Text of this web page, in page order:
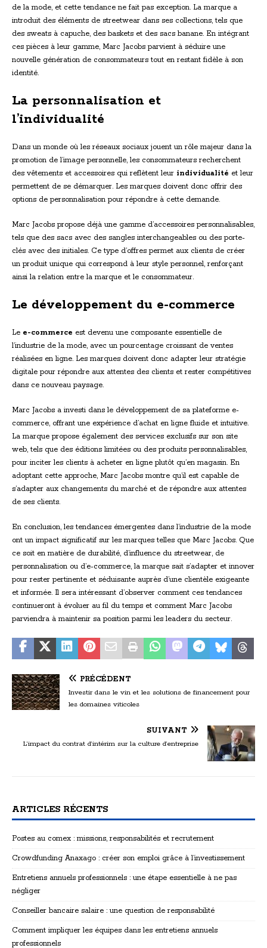
de la mode, et cette tendance ne fait pas exception. La marque a
introduit des éléments de streetwear dans ses collections, tels que
des sweats à capuche, des baskets et des sacs banane. En intégrant
ces pièces à leur gamme, Marc Jacobs parvient à séduire une
nouvelle génération de consommateurs tout en restant fidèle à son
identité.
La personnalisation et
l’individualité
Dans un monde où les réseaux sociaux jouent un rôle majeur dans la
promotion de l’image personnelle, les consommateurs recherchent
des vêtements et accessoires qui reflètent leur individualité et leur
permettent de se démarquer. Les marques doivent donc offrir des
options de personnalisation pour répondre à cette demande.
Marc Jacobs propose déjà une gamme d’accessoires personnalisables,
tels que des sacs avec des sangles interchangeables ou des porte-
clés avec des initiales. Ce type d’offres permet aux clients de créer
un produit unique qui correspond à leur style personnel, renforçant
ainsi la relation entre la marque et le consommateur.
Le développement du e-commerce
Le e-commerce est devenu une composante essentielle de
l’industrie de la mode, avec un pourcentage croissant de ventes
réalisées en ligne. Les marques doivent donc adapter leur stratégie
digitale pour répondre aux attentes des clients et rester compétitives
dans ce nouveau paysage.
Marc Jacobs a investi dans le développement de sa plateforme e-
commerce, offrant une expérience d’achat en ligne fluide et intuitive.
La marque propose également des services exclusifs sur son site
web, tels que des éditions limitées ou des produits personnalisables,
pour inciter les clients à acheter en ligne plutôt qu’en magasin. En
adoptant cette approche, Marc Jacobs montre qu’il est capable de
s’adapter aux changements du marché et de répondre aux attentes
de ses clients.
En conclusion, les tendances émergentes dans l’industrie de la mode
ont un impact significatif sur les marques telles que Marc Jacobs. Que
ce soit en matière de durabilité, d’influence du streetwear, de
personnalisation ou d’e-commerce, la marque sait s’adapter et innover
pour rester pertinente et séduisante auprès d’une clientèle exigeante
et informée. Il sera intéressant d’observer comment ces tendances
continueront à évoluer au fil du temps et comment Marc Jacobs
parviendra à maintenir sa position parmi les leaders du secteur.
PRÉCÉDENT
Investir dans le vin et les solutions de financement pour
les domaines viticoles
SUIVANT
L’impact du contrat d’intérim sur la culture d’entreprise
ARTICLES RÉCENTS
Postes au comex : missions, responsabilités et recrutement
Crowdfunding Anaxago : créer son emploi grâce à l’investissement
Entretiens annuels professionnels : une étape essentielle à ne pas
négliger
Conseiller bancaire salaire : une question de responsabilité
Comment impliquer les équipes dans les entretiens annuels
professionnels